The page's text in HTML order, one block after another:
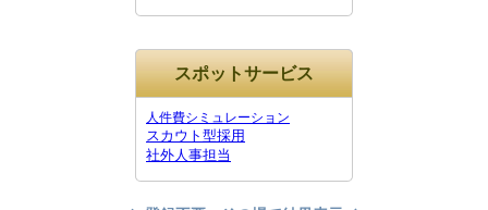
スポットサービス
人件費シミュレーション
スカウト型採用
社外人事担当